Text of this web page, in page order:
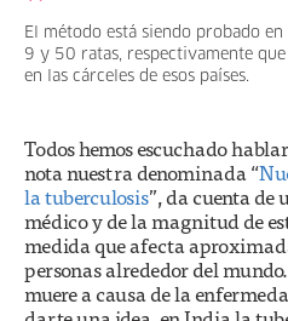
El método está siendo probado
9 y 50 ratas, respectivamente
en las cárceles de esos países.
Todos hemos escuchado
nota nuestra denominada “
la tuberculosis”, da cuenta
médico y de la magnitud de
medida que afecta
personas alrededor del
muere a causa de la